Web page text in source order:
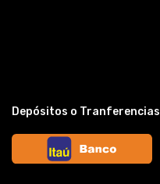
Depósitos o Tranferencias